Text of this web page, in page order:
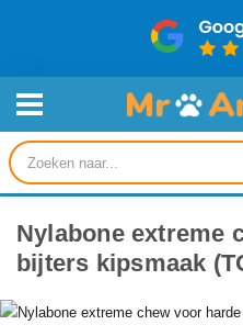
Producten
zoeken
Nylabone extreme
bijters kipsmaak